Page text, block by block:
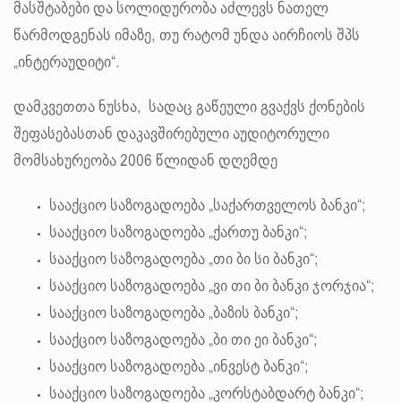
მასშტაბები და სოლიდურობა აძლევს ნათელ
წარმოდგენას იმაზე, თუ რატომ უნდა აირჩიოს შპს
„ინტერაუდიტი“.
დამკვეთთა ნუსხა, სადაც გაწეული გვაქვს ქონების
შეფასებასთან დაკავშირებული აუდიტორული
მომსახურეობა 2006 წლიდან დღემდე
სააქციო საზოგადოება „საქართველოს ბანკი“;
სააქციო საზოგადოება „ქართუ ბანკი“;
სააქციო საზოგადოება „თი ბი სი ბანკი“;
სააქციო საზოგადოება „ვი თი ბი ბანკი ჯორჯია“;
სააქციო საზოგადოება „ბაზის ბანკი“;
სააქციო საზოგადოება „ბი თი ეი ბანკი“;
სააქციო საზოგადოება „ინვესტ ბანკი“;
სააქციო საზოგადოება „კორსტაბდარტ ბანკი“;